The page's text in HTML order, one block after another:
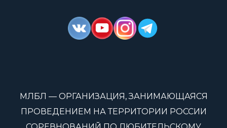
МЛБЛ — ОРГАНИЗАЦИЯ, ЗАНИМАЮЩАЯСЯ
ПРОВЕДЕНИЕМ НА ТЕРРИТОРИИ РОССИИ